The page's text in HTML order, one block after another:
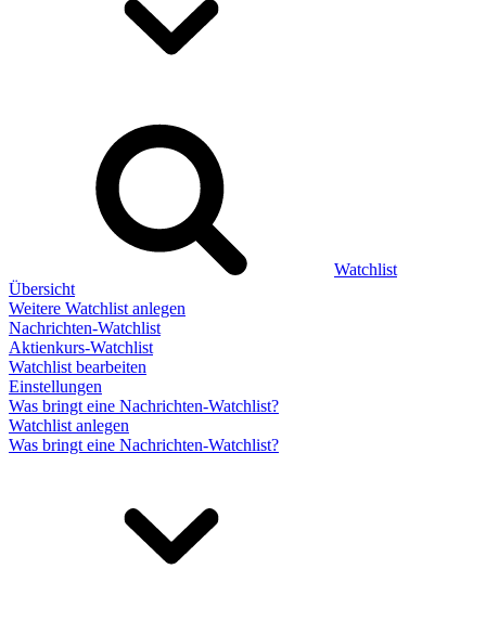
Watchlist
Übersicht
Weitere Watchlist anlegen
Nachrichten-Watchlist
Aktienkurs-Watchlist
Watchlist bearbeiten
Einstellungen
Was bringt eine Nachrichten-Watchlist?
Watchlist anlegen
Was bringt eine Nachrichten-Watchlist?